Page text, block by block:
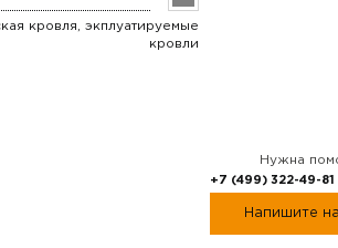
кровля, экплуатируемые
кровли
Нужна
+7 (499) 322-49-81
Напишите